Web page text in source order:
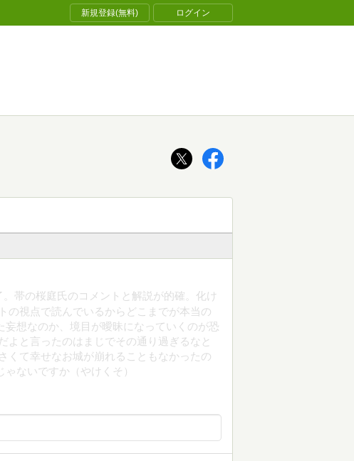
新規登録(無料) ログイン
帯の桜庭氏のコメントと解説が的確。化け
の視点で読んでいるからどこまでが本当の
想なのか、境目が曖昧になっていくのが恐
よと言ったのはまじでその通り過ぎるなと
くて幸せなお城が崩れることもなかったの
ないですか（やけくそ）